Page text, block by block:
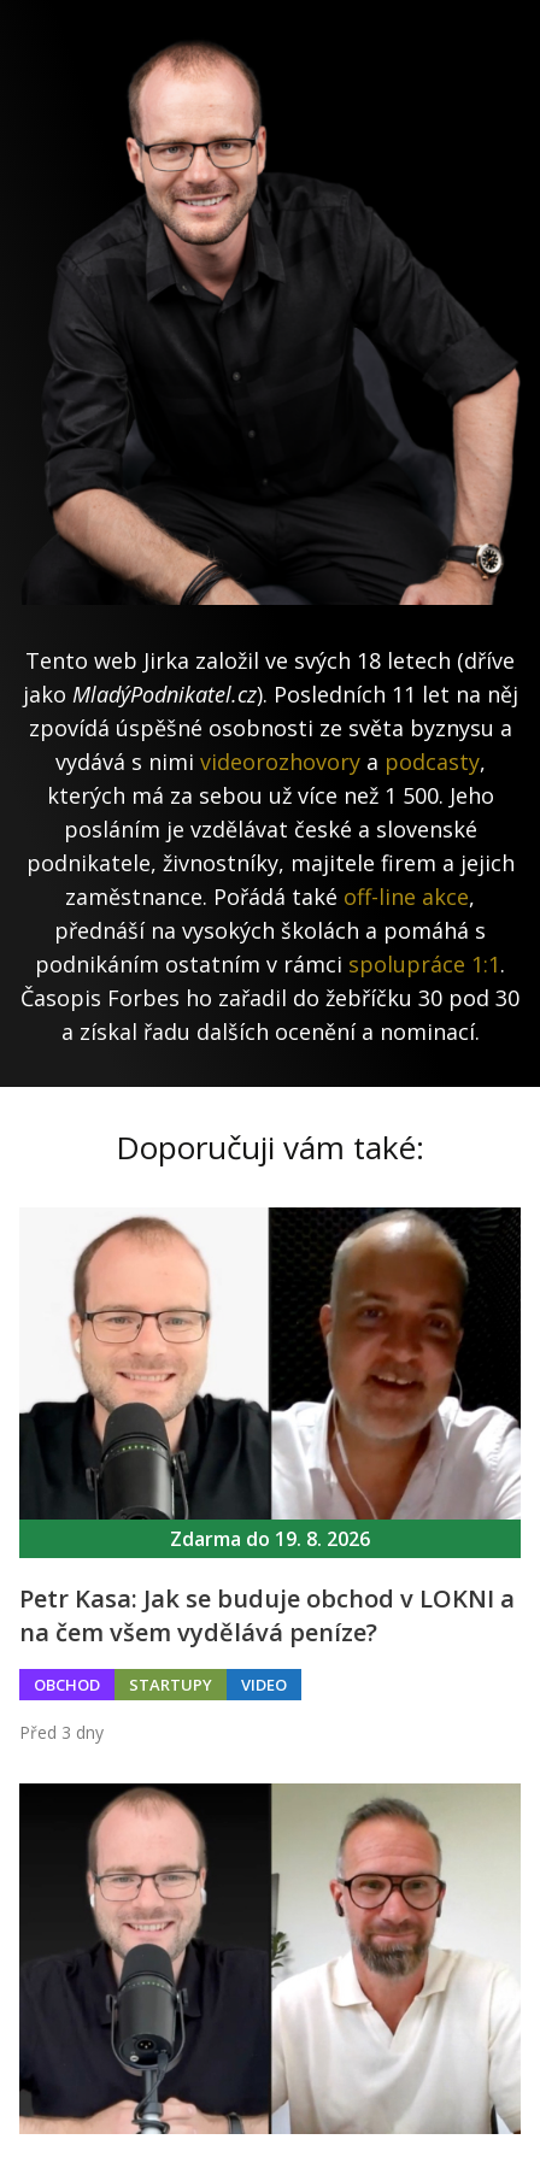
Tento web Jirka založil ve svých 18 letech (dříve
jako MladýPodnikatel.cz). Posledních 11 let na něj
zpovídá úspěšné osobnosti ze světa byznysu a
vydává s nimi videorozhovorya podcasty,
kterých má za sebou už více než 1 500. Jeho
posláním je vzdělávat české a slovenské
podnikatele, živnostníky, majitele firem a jejich
zaměstnance. Pořádá také off-line akce,
přednáší na vysokých školách a pomáhá s
podnikáním ostatním v rámci spolupráce 1:1.
Časopis Forbes ho zařadil do žebříčku 30 pod 30
a získal řadu dalších ocenění a nominací.
Doporučuji vám také:
Zdarma do 19. 8. 2026
Petr Kasa: Jak se buduje obchod v LOKNI a
na čem všem vydělává peníze?
OBCHOD STARTUPY VIDEO
Před 3 dny